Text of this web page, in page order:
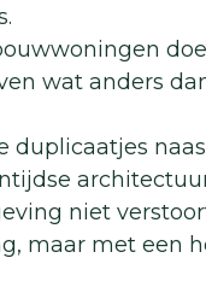
wat anders
duplicaatjes
niet
maar met een